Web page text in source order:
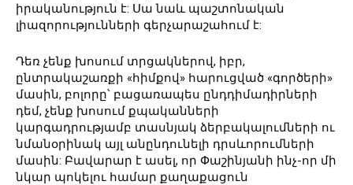
իրականություն է: Սա նաև պաշտոնական
լիազորությունների գերչարաշահում է:
Դեռ չենք խոսում տրցակներով, իբր,
ընտրակաշառքի «հիմքով» հարուցված «գործերի»
մասին, բոլորը՝ բացառապես ընդդիմադիրների
դեմ, չենք խոսում քպականների
կարգադրությամբ տասնյակ ձերբակալումների ու
նմանօրինակ այլ անընդունելի դրսևորումների
մասին: Բավարար է ասել, որ Փաշինյանի ինչ-որ մի
նկար պոկելու համար քաղաքացուն